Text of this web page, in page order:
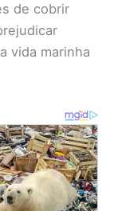
de cobrir
vida marinha